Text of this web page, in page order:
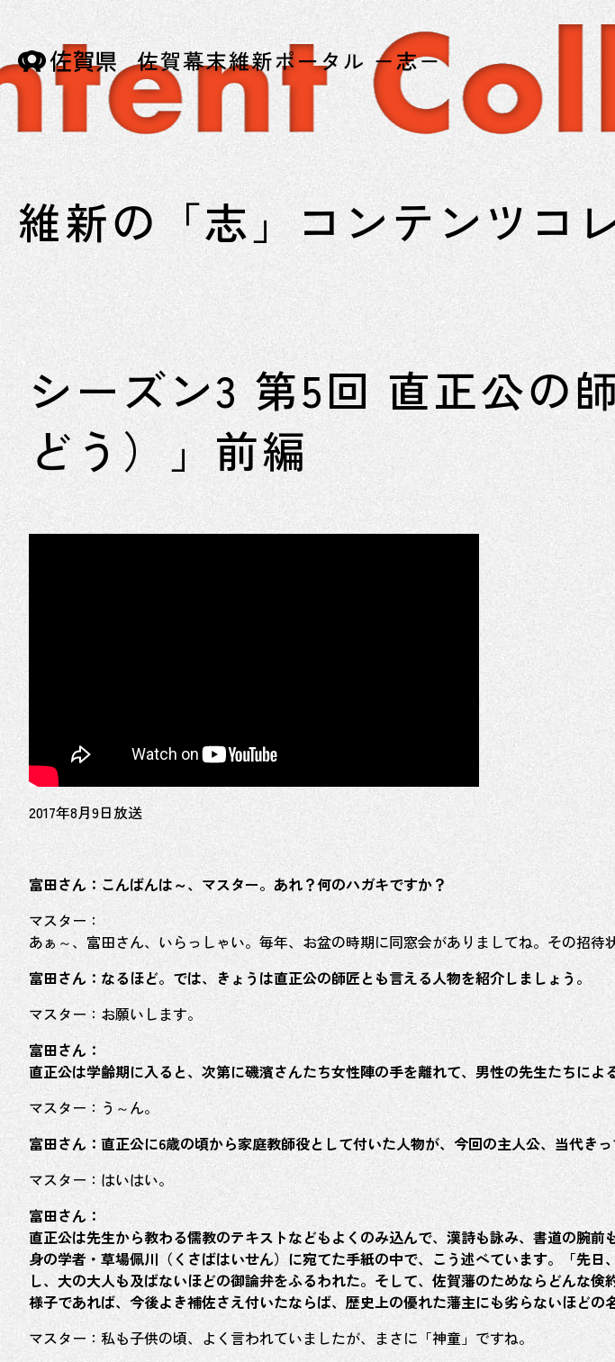
維新の「志」コンテンツコ
シーズン3 第5回 直正公の
どう）」前編
2017年8月9日放送
富田さん：こんばんは～、マスター。あれ？何のハガキですか？
マスター：
あぁ～、富田さん、いらっしゃい。毎年、お盆の時期に同窓会がありましてね。その招
富田さん：なるほど。では、きょうは直正公の師匠とも言える人物を紹介しましょう。
マスター：お願いします。
富田さん：
直正公は学齢期に入ると、次第に磯濱さんたち女性陣の手を離れて、男性の先生たちによ
マスター：う～ん。
富田さん：直正公に6歳の頃から家庭教師役として付いた人物が、今回の主人公、当代き
マスター：はいはい。
富田さん：
直正公は先生から教わる儒教のテキストなどもよくのみ込んで、漢詩も詠み、書道の腕
身の学者・草場佩川（くさばはいせん）に宛てた手紙の中で、こう述べています。「先
し、大の大人も及ばないほどの御論弁をふるわれた。そして、佐賀藩のためならどんな
様子であれば、今後よき補佐さえ付いたならば、歴史上の優れた藩主にも劣らないほどの
マスター：私も子供の頃、よく言われていましたが、まさに「神童」ですね。